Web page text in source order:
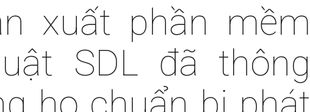
xuất phần mềm
SDL đã thông